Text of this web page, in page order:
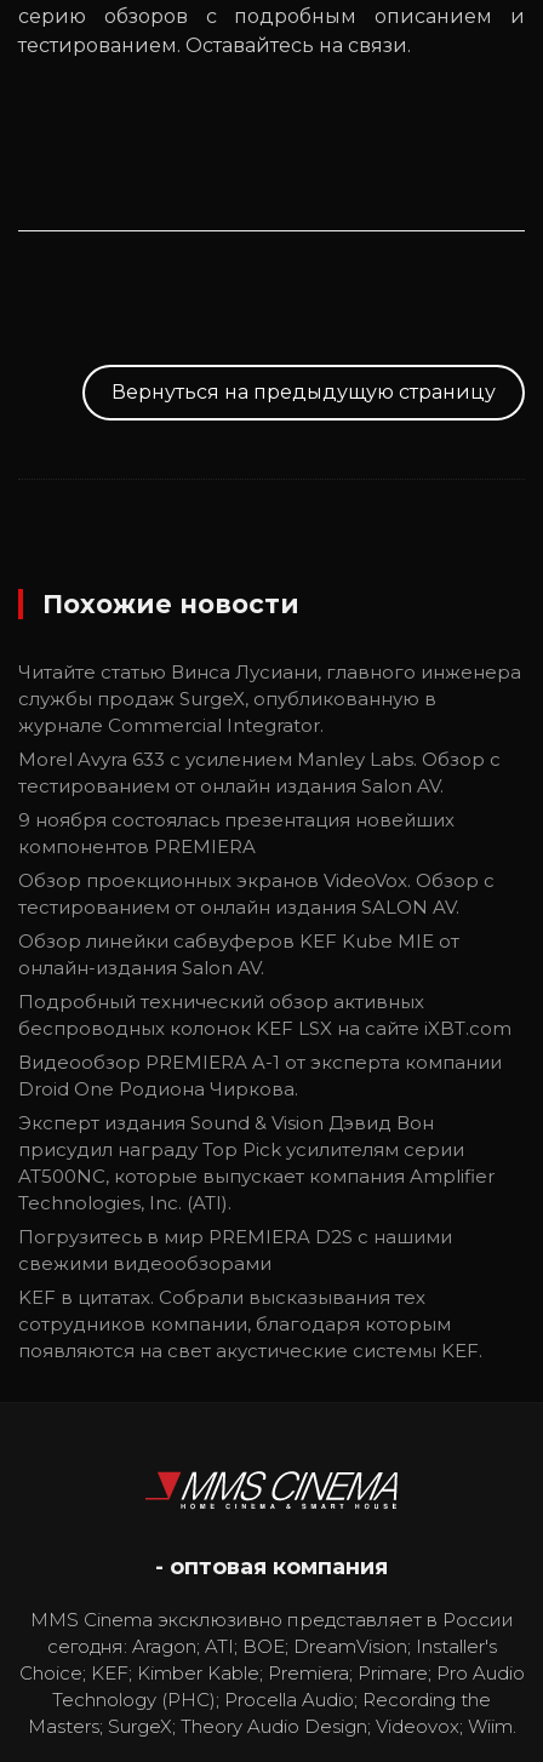
серию обзоров с подробным описанием и
тестированием. Оставайтесь на связи.
Вернуться на предыдущую страницу
Похожие новости
Читайте статью Винса Лусиани, главного инженера
службы продаж SurgeX, опубликованную в
журнале Commercial Integrator.
Morel Avyra 633 с усилением Manley Labs. Обзор с
тестированием от онлайн издания Salon AV.
9 ноября состоялась презентация новейших
компонентов PREMIERA
Обзор проекционных экранов VideoVox. Обзор с
тестированием от онлайн издания SALON AV.
Обзор линейки сабвуферов KEF Kube MIE от
онлайн-издания Salon AV.
Подробный технический обзор активных
беспроводных колонок KEF LSX на сайте iXBT.com
Видеообзор PREMIERA A-1 от эксперта компании
Droid One Родиона Чиркова.
Эксперт издания Sound & Vision Дэвид Вон
присудил награду Top Pick усилителям серии
AT500NC, которые выпускает компания Amplifier
Technologies, Inc. (ATI).
Погрузитесь в мир PREMIERA D2S с нашими
свежими видеообзорами
KEF в цитатах. Собрали высказывания тех
сотрудников компании, благодаря которым
появляются на свет акустические системы KEF.
- оптовая компания
MMS Cinema эксклюзивно представляет в России
сегодня: Aragon; ATI; BOE; DreamVision; Installer's
Choice; KEF; Kimber Kable; Premiera; Primare; Pro Audio
Technology (PHC); Procella Audio; Recording the
Masters; SurgeX; Theory Audio Design; Videovox; Wiim.